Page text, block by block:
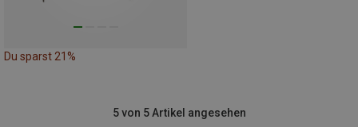
Du sparst 21%
5 von 5 Artikel angesehen